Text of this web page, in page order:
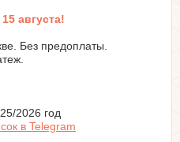
августа!
Без предоплаты.
2026 год
в Telegram